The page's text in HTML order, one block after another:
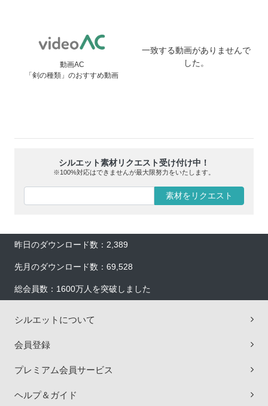
動画AC
「剣の種類」のおすすめ動画
一致する動画がありませんで
した。
シルエット素材リクエスト受け付け中！
※100%対応はできませんが最大限努力をいたします。
素材をリクエスト
昨日のダウンロード数：2,389
先月のダウンロード数：69,528
総会員数：1600万人を突破しました
シルエットについて
会員登録
プレミアム会員サービス
ヘルプ＆ガイド